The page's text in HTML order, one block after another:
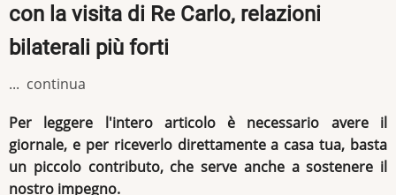
con la visita di Re Carlo, relazioni
bilaterali più forti
... continua
Per leggere l'intero articolo è necessario avere il
giornale, e per riceverlo direttamente a casa tua, basta
un piccolo contributo, che serve anche a sostenere il
nostro impegno.